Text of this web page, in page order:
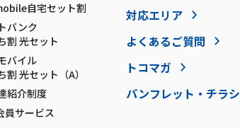
自宅セット割
バンク
割 光セット
バイル
割 光セット（A）
紹介制度
員サービス
対応エリア
よくあるご質問
トコマガ
パンフレット・チラシ